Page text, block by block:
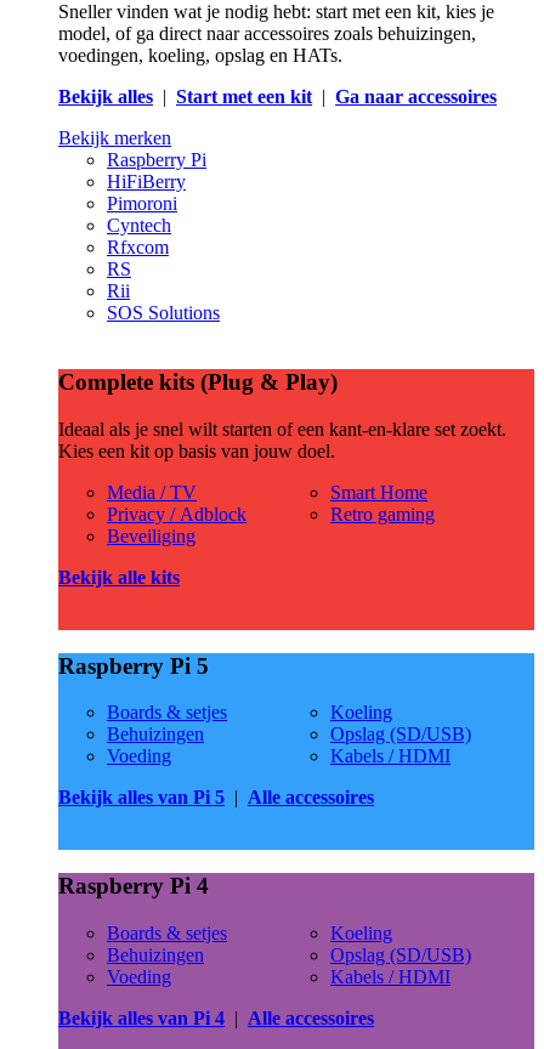
Sneller vinden wat je nodig hebt: start met een kit, kies je
model, of ga direct naar accessoires zoals behuizingen,
voedingen, koeling, opslag en HATs.
Bekijk alles | Start met een kit| Ga naar accessoires
Bekijk merken
Raspberry Pi
HiFiBerry
Pimoroni
Cyntech
Rfxcom
RS
Rii
SOS Solutions
Complete kits (Plug & Play)
Ideaal als je snel wilt starten of een kant-en-klare set zoekt.
Kies een kit op basis van jouw doel.
Media / TV
Privacy / Adblock
Beveiliging
Smart Home
Retro gaming
Bekijk alle kits
Raspberry Pi 5
Boards & setjes
Behuizingen
Voeding
Koeling
Opslag (SD/USB)
Kabels / HDMI
Bekijk alles van Pi 5 | Alle accessoires
Raspberry Pi 4
Boards & setjes
Behuizingen
Voeding
Koeling
Opslag (SD/USB)
Kabels / HDMI
Bekijk alles van Pi 4 | Alle accessoires